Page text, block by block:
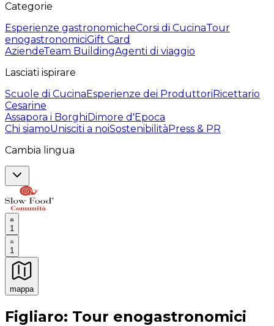
Categorie
Esperienze gastronomicheCorsi di CucinaTour
enogastronomiciGift Card
AziendeTeam BuildingAgenti di viaggio
Lasciati ispirare
Scuole di CucinaEsperienze dei ProduttoriRicettario
Cesarine
Assapora i BorghiDimore d'Epoca
Chi siamoUnisciti a noiSostenibilitàPress & PR
Cambia lingua
1
1
mappa
Esperienze culinarie indimenticabili: Esperienze
Figliaro: Tour enogastronomici